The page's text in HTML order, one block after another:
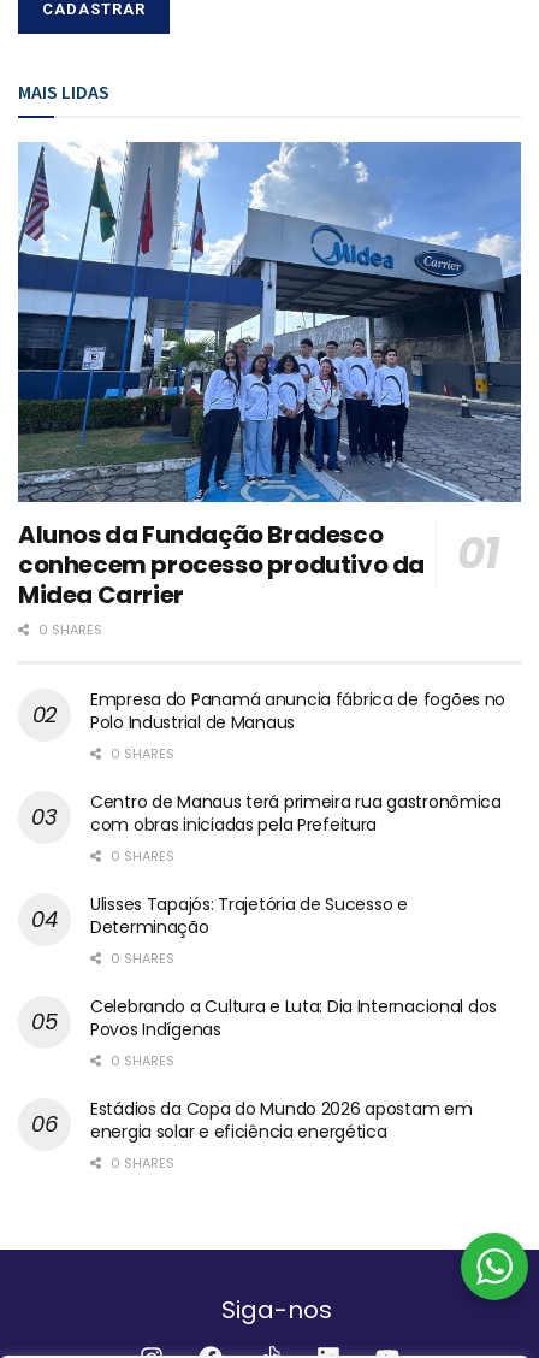
MAIS LIDAS
Alunos da Fundação Bradesco
conhecem processo produtivo da
Midea Carrier
0 SHARES
Empresa do Panamá anuncia fábrica de fogões no
Polo Industrial de Manaus
0 SHARES
Centro de Manaus terá primeira rua gastronômica
com obras iniciadas pela Prefeitura
0 SHARES
Ulisses Tapajós: Trajetória de Sucesso e
Determinação
0 SHARES
Celebrando a Cultura e Luta: Dia Internacional dos
Povos Indígenas
0 SHARES
Estádios da Copa do Mundo 2026 apostam em
energia solar e eficiência energética
0 SHARES
Siga-nos